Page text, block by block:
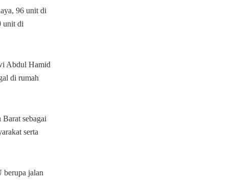
96 unit di
unit di
Abdul Hamid
di rumah
sebagai
serta
berupa jalan